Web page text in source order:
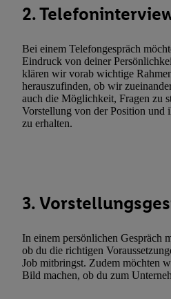
2.
Bei einem Telefongespräch
Eindruck von deiner
klären wir vorab wichtige
herauszufinden, ob wir
auch die Möglichkeit, Fragen zu
Vorstellung von der Position und
zu erhalten.
3.
In einem persönlichen Gespräch
ob du die richtigen
Job mitbringst. Zudem möchten
Bild machen, ob du zum
zusätzlich zur weiter unten
widerrufen - jederzeit auch über
Utiq-Technologie für digitales
(nur für die Lidl-Dienste)
denDatenschutzbestimmungen
Durch einen Klick auf
Techniken zulassen. Durch
Sie hier.Unter „Anpassen“
Funktionen im Rahmen des
Erfolgsmessung:
Gewährleistung der Sicherheit,